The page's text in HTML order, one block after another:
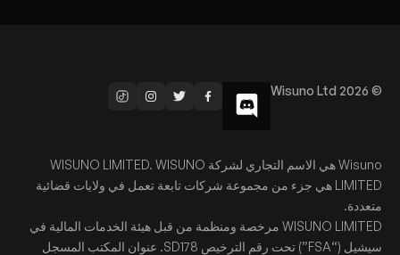
© Wisuno Ltd 2026
Wisuno هي الاسم التجاري لشركة WISUNO LIMITED. WISUNO
LIMITED هي جزء من مجموعة شركات تابعة تعمل في ولايات قضائية
متعددة.
WISUNO LIMITED مرخصة ومنظمة من قبل هيئة الخدمات المالية في
سيشيل (“FSA”) تحت رقم الترخيص SD178. عنوان المكتب المسجل